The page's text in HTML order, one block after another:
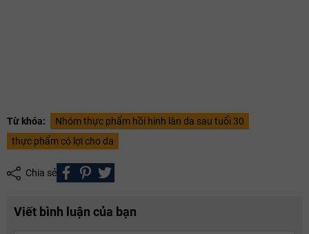
Từ khóa:
Nhóm thực phẩm hồi hinh làn da sau tuổi 30
thực phẩm có lợi cho da
Chia sẻ
Viết bình luận của bạn